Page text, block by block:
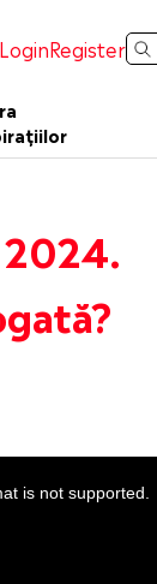
LoginRegister
2024.
is not supported.